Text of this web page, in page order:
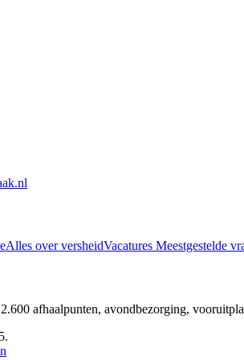
Alles over versheidVacatures Meestgestelde
afhaalpunten, avondbezorging,